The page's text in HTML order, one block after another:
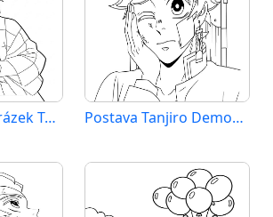
Tisknutelný obrázek Tandžira Postava Tanjiro Demon Slayer